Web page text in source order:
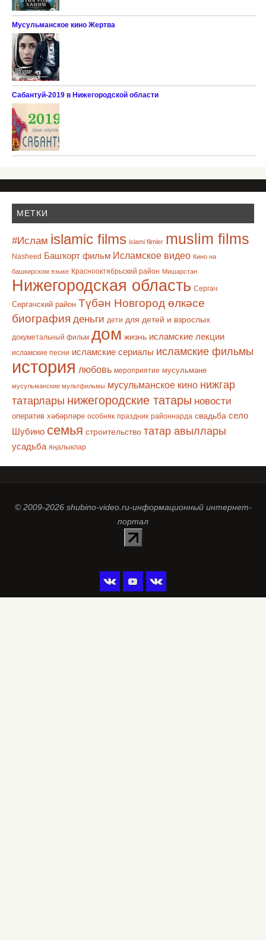
Мусульманское кино Жертва
Сабантуй-2019 в Нижегородской области
МЕТКИ
#Ислам islamic films islami filmler muslim films
Nasheed Башҡорт фильм Исламское видео Кино на
башкирском языке Краснооктябрьский район Мишарстан
Нижегородская область Сергач
Сергачский район Түбән Новгород өлкәсе
биография деньги дети для детей и взрослых
докуметальный фильм дом жизнь исламские лекции
исламские песни исламские сериалы исламские фильмы
история любовь мероприятие мусульмане
мусульманские мультфильмы мусульманское кино нижгар
татарлары нижегородские татары новости
оператив хәбәрләре особняк праздник районнарда свадьба село
Шубино семья строительство татар авыллары
усадьба яңалыклар
© 2009-2026 shubino-video.ru-информационный интернет-
портал